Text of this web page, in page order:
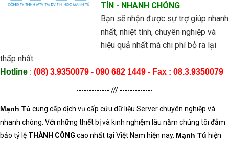
TÍN - NHANH CHÓNG
Bạn sẽ nhận được sự trợ giúp nhanh
nhất, nhiệt tình, chuyên nghiệp và
hiệu quả nhất mà chi phí bỏ ra lại
thấp nhất.
Hotline : (08) 3.9350079 - 090 682 1449 - Fax : 08.3.9350079
------------- /// -------------
Mạnh Tú cung cấp dịch vụ cấp cứu dữ liệu Serverchuyên nghiệp và
nhanh chóng. Với những thiết bị và kinh nghiệm lâu năm chúng tôi đảm
bảo tỷ lệ THÀNH CÔNG cao nhất tại Việt Nam hiện nay. Mạnh Tú hiện